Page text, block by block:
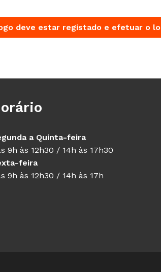
deve estar registado e efetuar o
a Quinta-feira
9h às 12h30 / 14h às 17h30
feira
9h às 12h30 / 14h às 17h